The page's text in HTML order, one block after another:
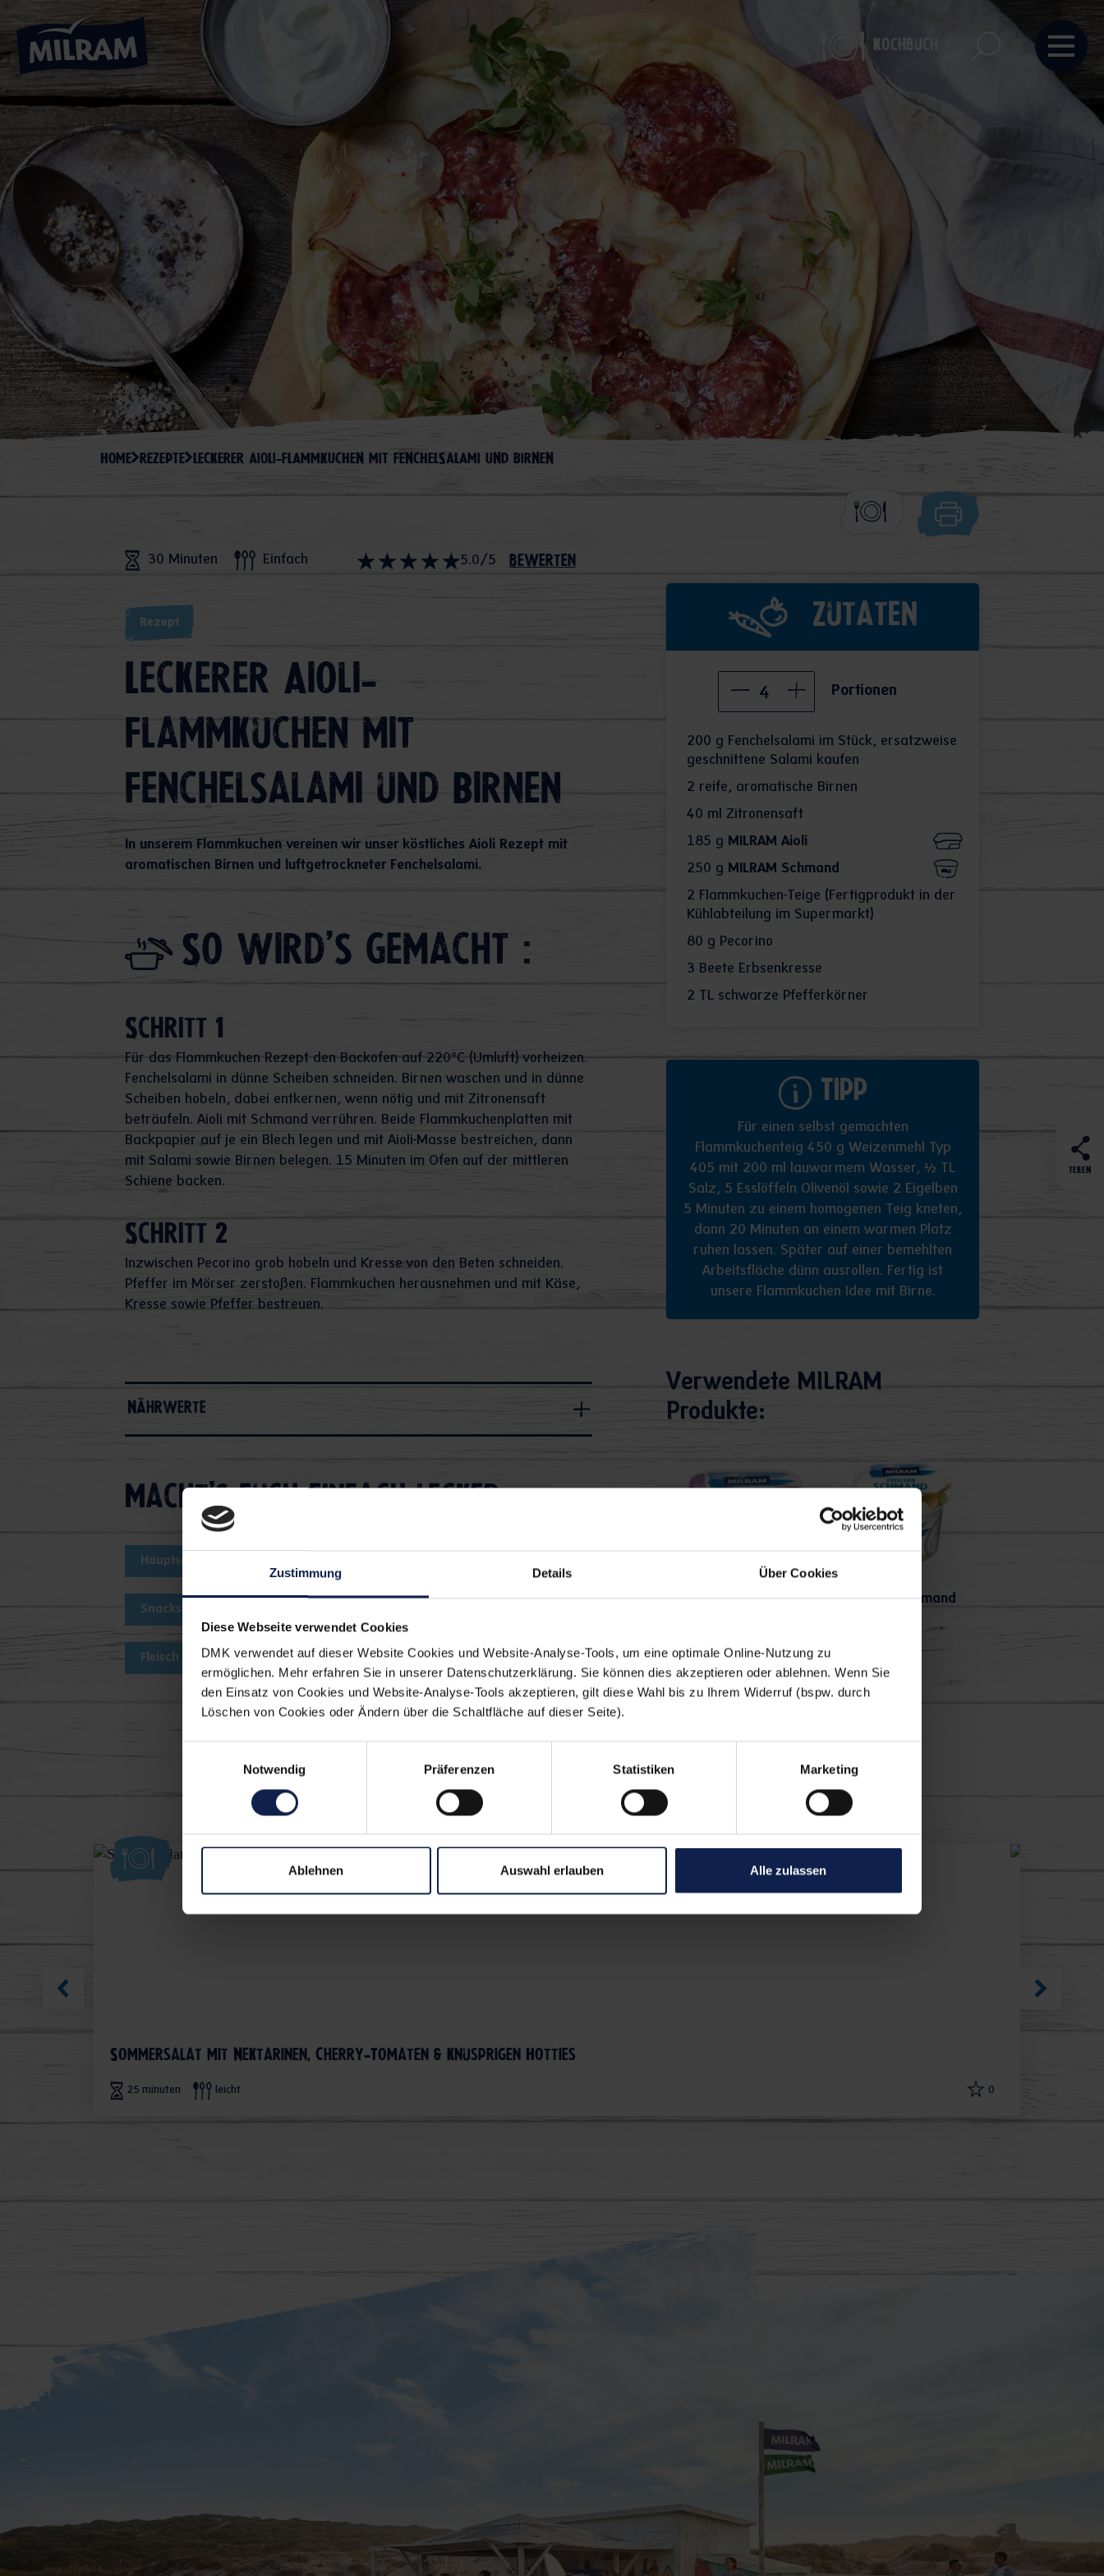
Zustimmung Details Über Cookies
Diese Webseite verwendet Cookies
DMK verwendet auf dieser Website Cookies und Website-Analyse-Tools, um eine optimale Online-Nutzung zu
ermöglichen. Mehr erfahren Sie in unserer Datenschutzerklärung. Sie können dies akzeptieren oder ablehnen. Wenn Sie
den Einsatz von Cookies und Website-Analyse-Tools akzeptieren, gilt diese Wahl bis zu Ihrem Widerruf (bspw. durch
Löschen von Cookies oder Ändern über die Schaltfläche auf dieser Seite).
Notwendig
Präferenzen Statistiken Marketing
Ablehnen Auswahl erlauben Alle zulassen
Kochbuch
TEILEN
HOME REZEPTE LECKERER AIOLI-FLAMMKUCHEN MIT FENCHELSALAMI UND BIRNEN
30 Minuten Einfach 5.0/5 bewerten
Rezept
Leckerer Aioli-
Flammkuchen mit
Fenchelsalami und Birnen
In unserem Flammkuchen vereinen wir unser köstliches Aioli Rezept mit
aromatischen Birnen und luftgetrockneter Fenchelsalami.
So wird's gemacht :
Schritt 1
Für das Flammkuchen Rezept den Backofen auf 220°C (Umluft) vorheizen.
Fenchelsalami in dünne Scheiben schneiden. Birnen waschen und in dünne
Scheiben hobeln, dabei entkernen, wenn nötig und mit Zitronensaft
beträufeln. Aioli mit Schmand verrühren. Beide Flammkuchenplatten mit
Backpapier auf je ein Blech legen und mit Aioli-Masse bestreichen, dann
mit Salami sowie Birnen belegen. 15 Minuten im Ofen auf der mittleren
Schiene backen.
Schritt 2
Inzwischen Pecorino grob hobeln und Kresse von den Beten schneiden.
Pfeffer im Mörser zerstoßen. Flammkuchen herausnehmen und mit Käse,
Kresse sowie Pfeffer bestreuen.
Nährwerte
Macht's euch einfach lecker:
Hauptspeise
Snacks Einweihungsfeiern
Fleisch Herzhaft
Zutaten
Portionen
200 g Fenchelsalami im Stück, ersatzweise
geschnittene Salami kaufen
2 reife, aromatische Birnen
40 ml Zitronensaft
185 g MILRAM Aioli
250 g MILRAM Schmand
2 Flammkuchen-Teige (Fertigprodukt in der
Kühlabteilung im Supermarkt)
80 g Pecorino
3 Beete Erbsenkresse
2 TL schwarze Pfefferkörner
Tipp
Für einen selbst gemachten
Flammkuchenteig 450 g Weizenmehl Typ
405 mit 200 ml lauwarmem Wasser, ½ TL
Salz, 5 Esslöffeln Olivenöl sowie 2 Eigelben
5 Minuten zu einem homogenen Teig kneten,
dann 20 Minuten an einem warmen Platz
ruhen lassen. Später auf einer bemehlten
Arbeitsfläche dünn ausrollen. Fertig ist
unsere Flammkuchen Idee mit Birne.
Verwendete MILRAM
Produkte:
Aioli frischer Schmand
Die können sich auch schmecken lassen
Sommersalat mit Nektarinen, Cherry-Tomaten & knusprigen Hotties
25 minuten leicht 0